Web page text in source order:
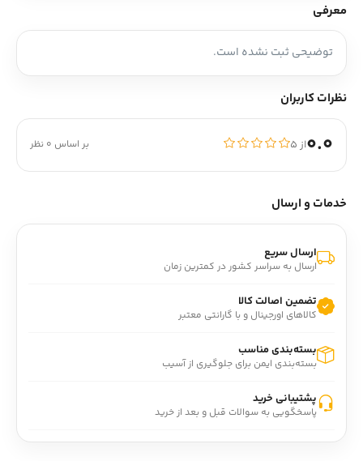
معرفی
توضیحی ثبت نشده است.
نظرات کاربران
0.0از ۵ بر اساس 0 نظر
خدمات و ارسال
ارسال سریع
ارسال به سراسر کشور در کمترین زمان
تضمین اصالت کالا
کالاهای اورجینال و با گارانتی معتبر
بسته‌بندی مناسب
بسته‌بندی ایمن برای جلوگیری از آسیب
پشتیبانی خرید
پاسخگویی به سوالات قبل و بعد از خرید